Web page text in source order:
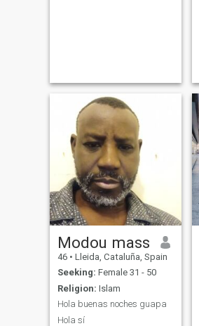
Modou mass
46 • Lleida, Cataluña, Spain
Seeking: Female 31 - 50
Religion: Islam
Hola buenas noches guapa
Hola sí